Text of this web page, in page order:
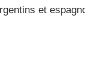
et